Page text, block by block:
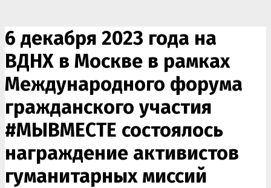
6 декабря 2023 года на
ВДНХ в Москве в рамках
Международного форума
гражданского участия
#МЫВМЕСТЕ состоялось
награждение активистов
гуманитарных миссий